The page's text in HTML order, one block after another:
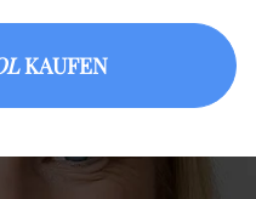
KAUFEN